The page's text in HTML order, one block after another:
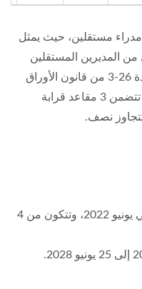
تضم الشركة 9 مدراء، بما في ذلك 4 مدراء مستقلين، حيث يمثل
44.44%.لا يقع أي من المديرين المستقلين
تحت ظروف الفقرتين 3 و 4 من المادة 26-3 من قانون الأوراق
المالية والبورصات.من بين المديرين، تتضمن 3 مقاعد قرابة
تتجاوز نصف.
(1) تم إنشاء لجنة التدقيق بالشركة في يونيو 2022، وتتكون من 4
(2) المدة الحالية هي من 26 يونيو 2025 إلى 25 يونيو 2028.